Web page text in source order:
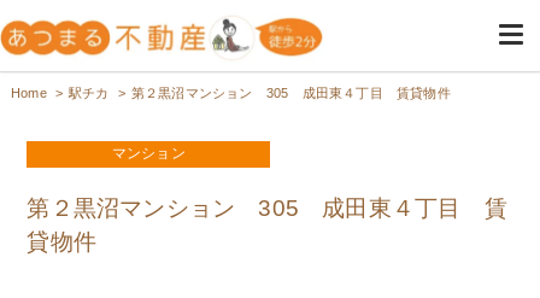
高円寺・阿佐ヶ谷の不動産は女
性のためのあつまる不動産
Home 駅チカ 第２黒沼マンション 305 成田東４丁目 賃貸物件
マンション
第２黒沼マンション 305 成田東４丁目 賃
貸物件